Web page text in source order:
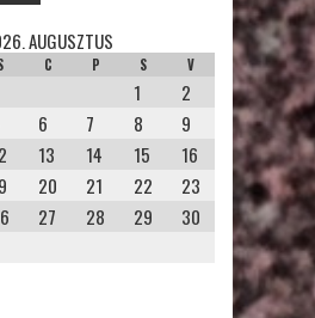
AUGUSZTUS
C P S V
1
2
6 7 8
9
13 14 15
16
20 21 22
23
27 28 29
30